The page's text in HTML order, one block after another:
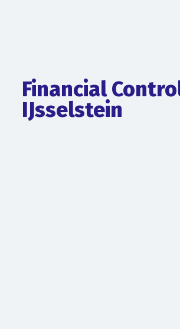
Financial
IJsselstein